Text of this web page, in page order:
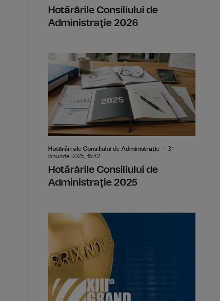
Hotărârile Consiliului de
Administraţie 2026
Hotărâri ale Consiliului de Administraţie
31
Ianuarie 2025, 15:42
Hotărârile Consiliului de
Administraţie 2025